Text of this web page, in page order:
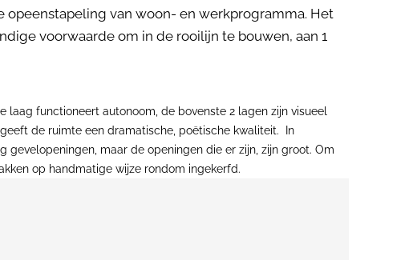
van woon- en werkprogramma. Het
voorwaarde om in de rooilijn te bouwen, aan 1
functioneert autonoom, de bovenste 2 lagen zijn visueel
de ruimte een dramatische, poëtische kwaliteit. In
maar de openingen die er zijn, zijn groot. Om
op handmatige wijze rondom ingekerfd.